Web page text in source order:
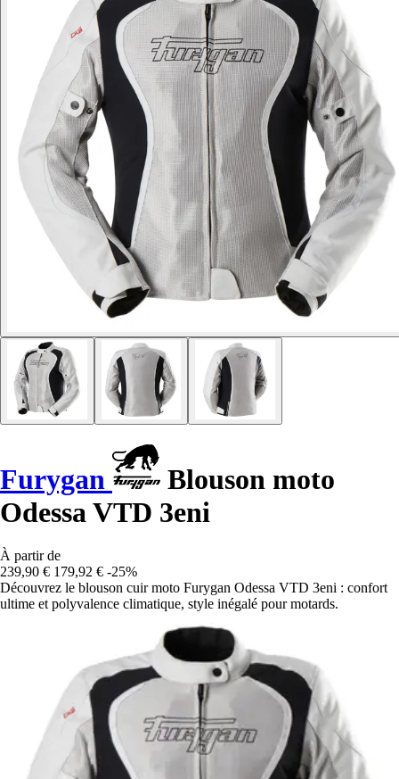
Furygan
Blouson moto
Odessa VTD 3eni
À partir de
239,90 € 179,92 € -25%
Découvrez le blouson cuir moto Furygan Odessa VTD 3eni : confort
ultime et polyvalence climatique, style inégalé pour motards.